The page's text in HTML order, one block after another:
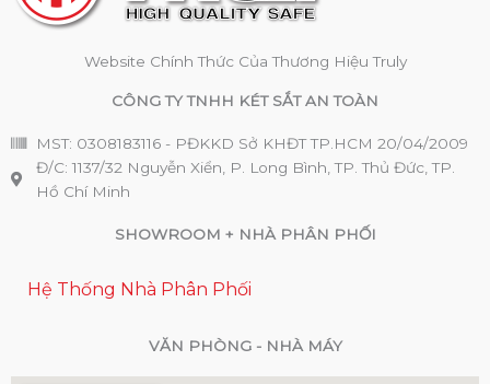
Website Chính Thức Của Thương Hiệu Truly
CÔNG TY TNHH KÉT SẮT AN TOÀN
MST: 0308183116 - PĐKKD Sở KHĐT TP.HCM 20/04/2009
Đ/C: 1137/32 Nguyễn Xiển, P. Long Bình, TP. Thủ Đức, TP.
Hồ Chí Minh
SHOWROOM + NHÀ PHÂN PHỐI
Hệ Thống Nhà Phân Phối
VĂN PHÒNG - NHÀ MÁY